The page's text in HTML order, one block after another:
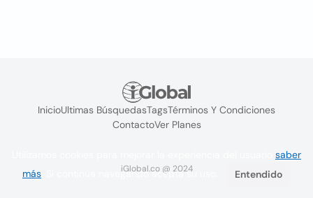
InicioUltimas BúsquedasTagsTérminos Y Condiciones
ContactoVer Planes
iGlobal.co @ 2024
saber
más . Si continúa navegando acepta su uso. Entendido